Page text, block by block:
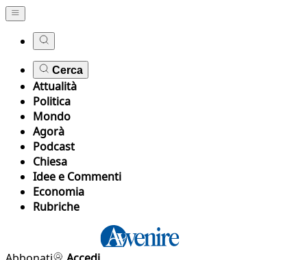
Cerca
Attualità
Politica
Mondo
Agorà
Podcast
Chiesa
Idee e Commenti
Economia
Rubriche